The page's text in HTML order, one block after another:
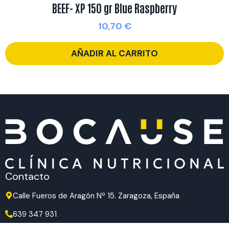
BEEF- XP 150 gr Blue Raspberry
10,70 €
AÑADIR AL CARRITO
Contacto
Calle Fueros de Aragón Nº 15. Zaragoza, España
639 347 931